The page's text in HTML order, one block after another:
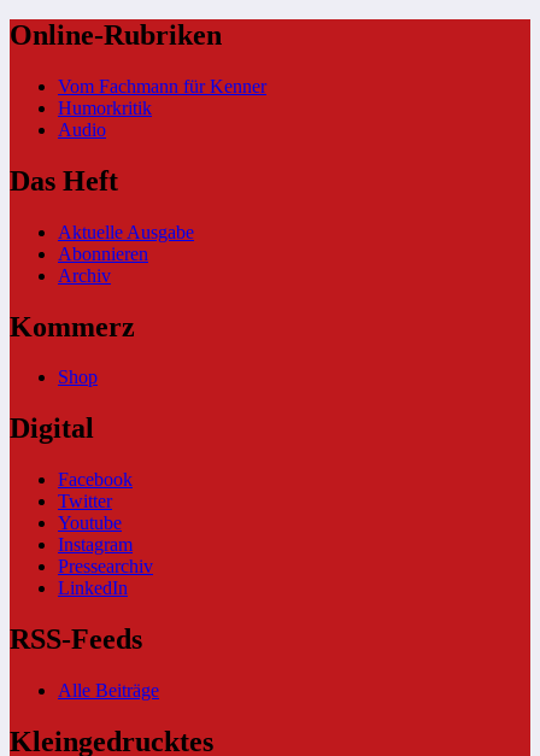
Online-Rubriken
Vom Fachmann für Kenner
Humorkritik
Audio
Das Heft
Aktuelle Ausgabe
Abonnieren
Archiv
Kommerz
Shop
Digital
Facebook
Twitter
Youtube
Instagram
Pressearchiv
LinkedIn
RSS-Feeds
Alle Beiträge
Kleingedrucktes